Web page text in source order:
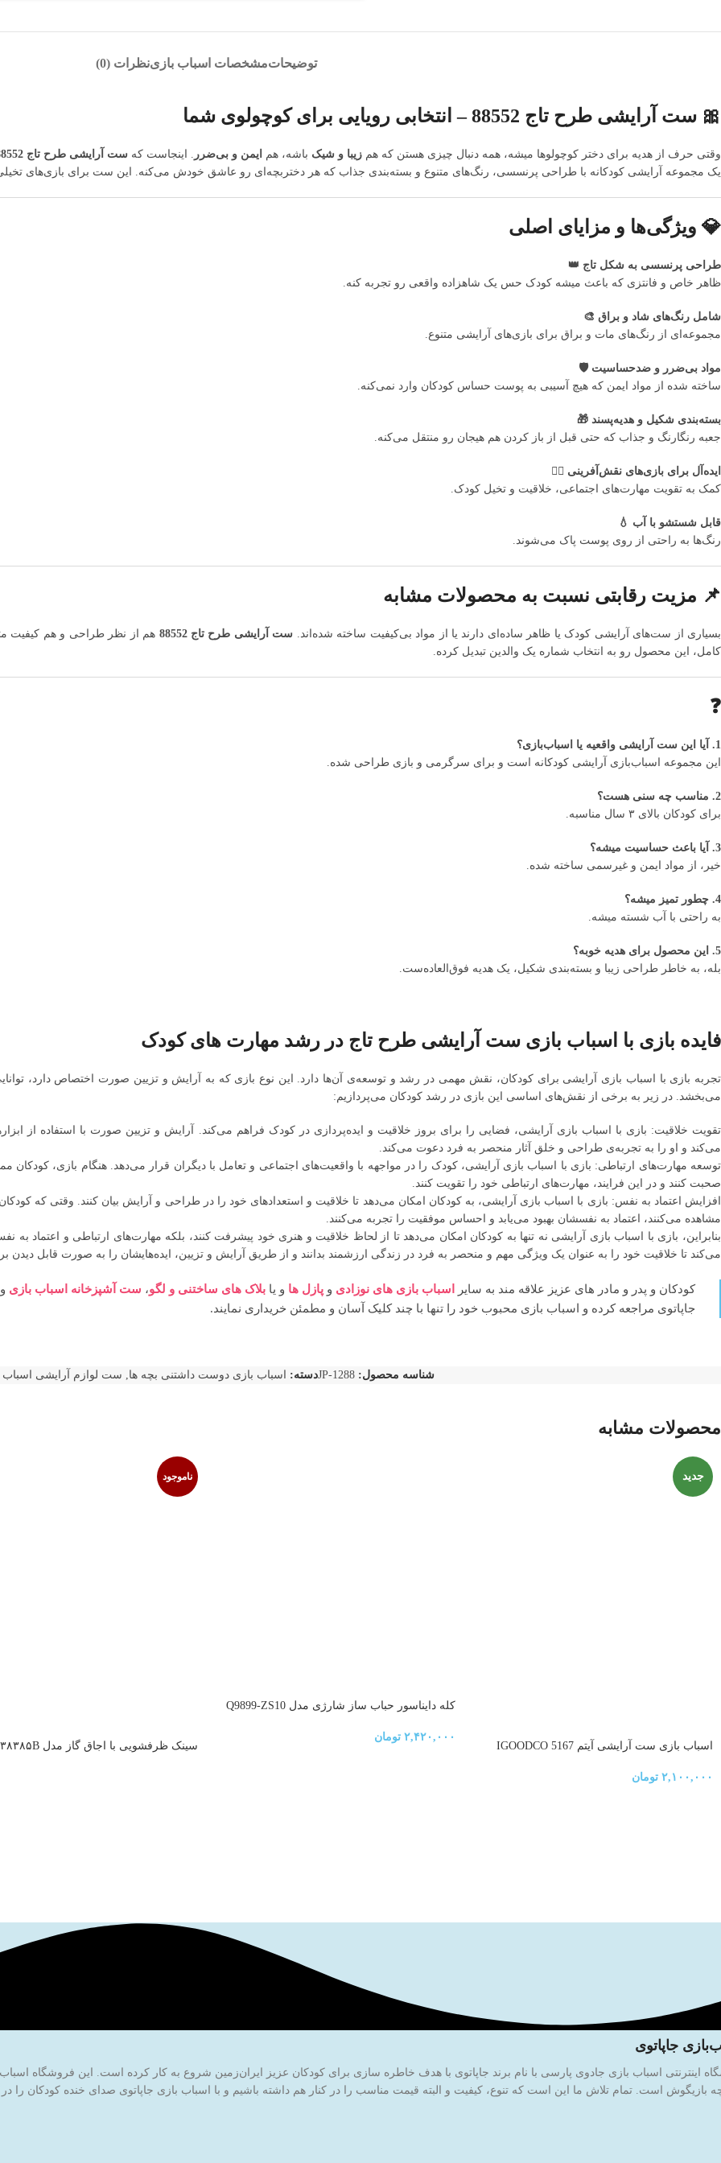
توضیحاتمشخصات اسباب بازینظرات (0)
🎀 ست آرایشی طرح تاج 88552 – انتخابی رویایی برای کوچولوی شما
وقتی حرف از هدیه برای دختر کوچولوها میشه، همه دنبال چیزی هستن که هم زیبا و شیک باشه، هم ایمن و بی‌ضرر . اینجاست که ست آرایشی طرح تاج 88552
یک مجموعه آرایشی کودکانه با طراحی پرنسسی، رنگ‌های متنوع و بسته‌بندی جذاب که هر دختربچه‌ای رو عاشق خودش می‌کنه. این ست برای بازی‌های
💎 ویژگی‌ها و مزایای اصلی
طراحی پرنسسی به شکل تاج 👑
ظاهر خاص و فانتزی که باعث میشه کودک حس یک شاهزاده واقعی رو تجربه کنه.
شامل رنگ‌های شاد و براق 🎨
مجموعه‌ای از رنگ‌های مات و براق برای بازی‌های آرایشی متنوع.
مواد بی‌ضرر و ضدحساسیت 🛡
ساخته شده از مواد ایمن که هیچ آسیبی به پوست حساس کودکان وارد نمی‌کنه.
بسته‌بندی شکیل و هدیه‌پسند 🎁
جعبه رنگارنگ و جذاب که حتی قبل از باز کردن هم هیجان رو منتقل می‌کنه.
ایده‌آل برای بازی‌های نقش‌آفرینی 🧚‍♀️
کمک به تقویت مهارت‌های اجتماعی، خلاقیت و تخیل کودک.
قابل شستشو با آب 💧
رنگ‌ها به راحتی از روی پوست پاک می‌شوند.
📌 مزیت رقابتی نسبت به محصولات مشابه
بسیاری از ست‌های آرایشی کودک یا ظاهر ساده‌ای دارند یا از مواد بی‌کیفیت ساخته شده‌اند. ست آرایشی طرح تاج 88552
هم از نظر طراحی و هم کیفیت
کامل، این محصول رو به انتخاب شماره یک والدین تبدیل کرده.
❓
1. آیا این ست آرایشی واقعیه یا اسباب‌بازی؟
این مجموعه اسباب‌بازی آرایشی کودکانه است و برای سرگرمی و بازی طراحی شده.
2. مناسب چه سنی هست؟
برای کودکان بالای ۳ سال مناسبه.
3. آیا باعث حساسیت میشه؟
خیر، از مواد ایمن و غیرسمی ساخته شده.
4. چطور تمیز میشه؟
به راحتی با آب شسته میشه.
5. این محصول برای هدیه خوبه؟
بله، به خاطر طراحی زیبا و بسته‌بندی شکیل، یک هدیه فوق‌العاده‌ست.
فایده بازی با اسباب بازی ست آرایشی طرح تاج در رشد مهارت های کودک
تجربه بازی با اسباب بازی آرایشی برای کودکان، نقش مهمی در رشد و توسعه‌ی آن‌ها دارد. این نوع بازی که به آرایش و تزیین صورت اختصاص دارد،
می‌بخشد. در زیر به برخی از نقش‌های اساسی این بازی در رشد کودکان می‌پردازیم:
تقویت خلاقیت: بازی با اسباب بازی آرایشی، فضایی را برای بروز خلاقیت و ایده‌پردازی در کودک فراهم می‌کند. آرایش و تزیین صورت با استفاده از
می‌کند و او را به تجربه‌ی طراحی و خلق آثار منحصر به فرد دعوت می‌کند.
توسعه مهارت‌های ارتباطی: بازی با اسباب بازی آرایشی، کودک را در مواجهه با واقعیت‌های اجتماعی و تعامل با دیگران قرار می‌دهد. هنگام بازی،
صحبت کنند و در این فرایند، مهارت‌های ارتباطی خود را تقویت کنند.
افزایش اعتماد به نفس: بازی با اسباب بازی آرایشی، به کودکان امکان می‌دهد تا خلاقیت و استعدادهای خود را در طراحی و آرایش بیان کنند. وقتی که
مشاهده می‌کنند، اعتماد به نفسشان بهبود می‌یابد و احساس موفقیت را تجربه می‌کنند.
بنابراین، بازی با اسباب بازی آرایشی نه تنها به کودکان امکان می‌دهد تا از لحاظ خلاقیت و هنری خود پیشرفت کنند، بلکه مهارت‌های ارتباطی و اعتماد
می‌کند تا خلاقیت خود را به عنوان یک ویژگی مهم و منحصر به فرد در زندگی ارزشمند بدانند و از طریق آرایش و تزیین، ایده‌هایشان را به صورت قابل دیدن
کودکان و پدر و مادر های عزیز علاقه مند به سایر اسباب بازی های نوزادی و پازل ها و یا بلاک های ساختنی و لگو، ست آشپزخانه اسباب بازی
جاپاتوی مراجعه کرده و اسباب بازی محبوب خود را تنها با چند کلیک آسان و مطمئن خریداری نمایند.
شناسه محصول:JP-1288دسته: اسباب بازی دوست داشتنی بچه ها, ست لوازم آرایشی اسباب
محصولات مشابه
جدید
اسباب بازی ست آرایشی آیتم 5167 IGOODCO
۲,۱۰۰,۰۰۰ تومان
کله دایناسور حباب ساز شارژی مدل Q9899-ZS10
۲,۴۲۰,۰۰۰ تومان
ناموجود
سینک ظرفشویی با اجاق گاز مدل ۳۸۳۸۵B
جاپاتوی
بازیگوش است. تمام تلاش ما این است که تنوع، کیفیت و البته قیمت مناسب را در کنار هم داشته باشیم و با اسباب بازی جاپاتوی صدای خنده کودکان را